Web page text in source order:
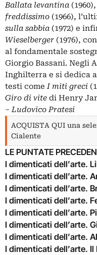
Ballata levantina
freddissimo (1966),
sulla sabbia (1972) e
Wieselberger (1976),
al fondamentale
Giorgio Bassani. Negli
Inghilterra e si dedica
testi come I miti greci
Giro di vite di Henry
–Ludovico Pratesi
ACQUISTA QUI una
Cialente
LE PUNTATE
I dimenticati dell’arte.
I dimenticati dell’arte.
I dimenticati dell’arte.
I dimenticati dell’arte.
I dimenticati dell’arte.
I dimenticati dell’arte.
I dimenticati dell’arte.
I dimenticati dell’arte.